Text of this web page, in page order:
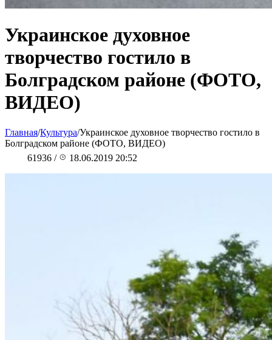
Украинское духовное
творчество гостило в
Болградском районе (ФОТО,
ВИДЕО)
Главная/Культура/Украинское духовное творчество гостило в
Болградском районе (ФОТО, ВИДЕО)
61936 / 18.06.2019 20:52